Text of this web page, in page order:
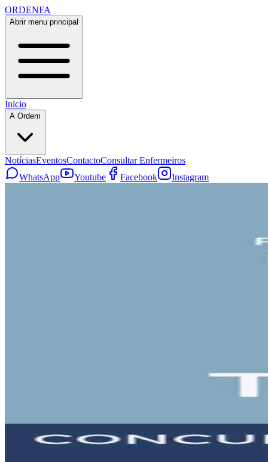
ORDENFA
Abrir menu principal
Inicio
A Ordem
NotíciasEventosContactoConsultar Enfermeiros
WhatsApp
Youtube Facebook Instagram